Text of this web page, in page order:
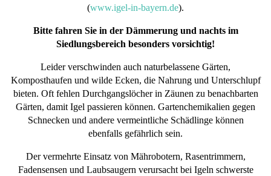
(www.igel-in-bayern.de).
Bitte fahren Sie in der Dämmerung und nachts im
Siedlungsbereich besonders vorsichtig!
Leider verschwinden auch naturbelassene Gärten,
Komposthaufen und wilde Ecken, die Nahrung und Unterschlupf
bieten. Oft fehlen Durchgangslöcher in Zäunen zu benachbarten
Gärten, damit Igel passieren können. Gartenchemikalien gegen
Schnecken und andere vermeintliche Schädlinge können
ebenfalls gefährlich sein.
Der vermehrte Einsatz von Mährobotern, Rasentrimmern,
Fadensensen und Laubsaugern verursacht bei Igeln schwerste